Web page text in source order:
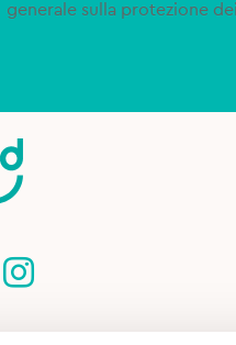
generale sulla protezione